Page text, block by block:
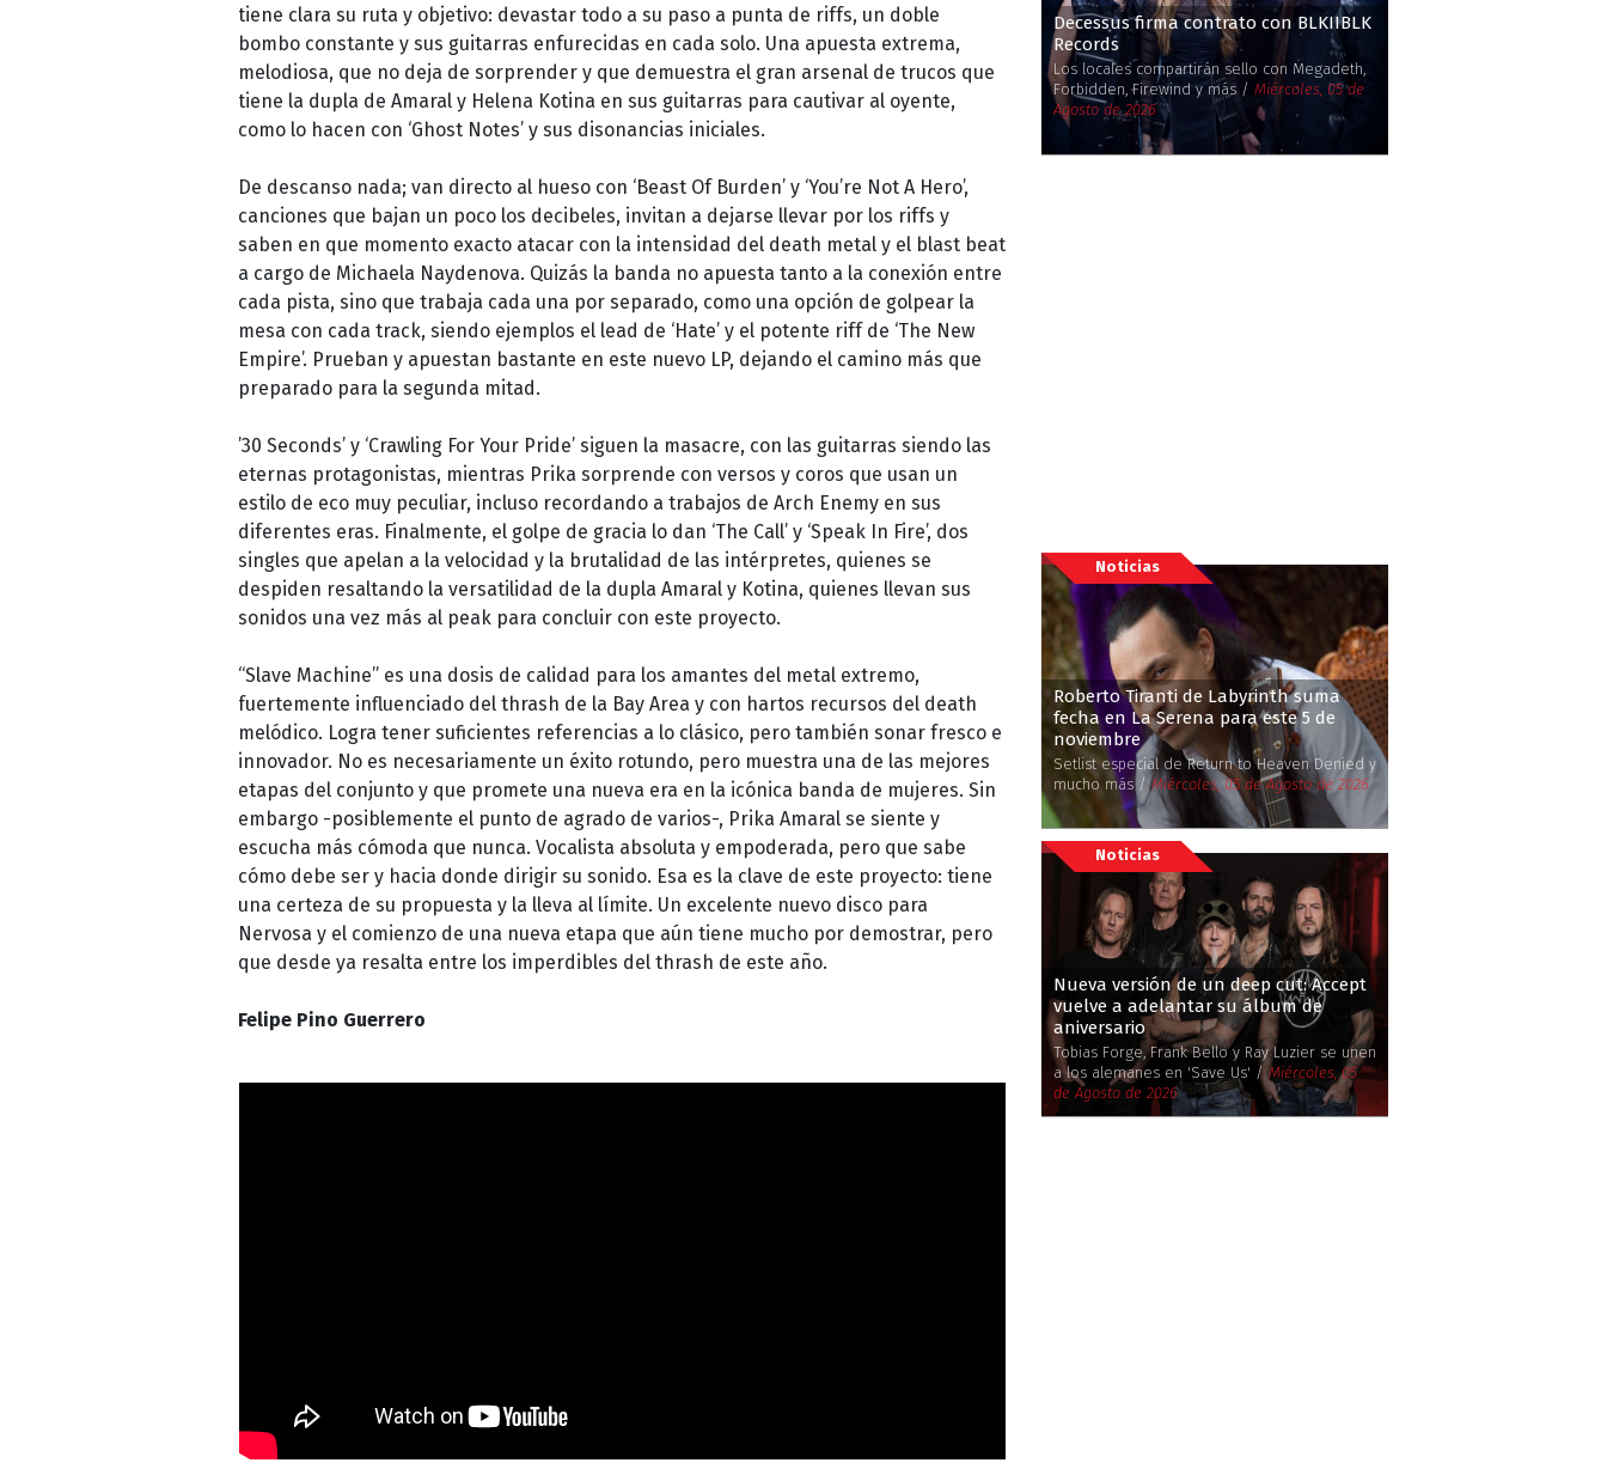
tiene clara su ruta y objetivo: devastar todo a su paso a punta de riffs, un doble
bombo constante y sus guitarras enfurecidas en cada solo. Una apuesta extrema,
melodiosa, que no deja de sorprender y que demuestra el gran arsenal de trucos que
tiene la dupla de Amaral y Helena Kotina en sus guitarras para cautivar al oyente,
como lo hacen con ‘Ghost Notes’ y sus disonancias iniciales.
De descanso nada; van directo al hueso con ‘Beast Of Burden’ y ‘You’re Not A Hero’,
canciones que bajan un poco los decibeles, invitan a dejarse llevar por los riffs y
saben en que momento exacto atacar con la intensidad del death metal y el blast beat
a cargo de Michaela Naydenova. Quizás la banda no apuesta tanto a la conexión entre
cada pista, sino que trabaja cada una por separado, como una opción de golpear la
mesa con cada track, siendo ejemplos el lead de ‘Hate’ y el potente riff de ‘The New
Empire’. Prueban y apuestan bastante en este nuevo LP, dejando el camino más que
preparado para la segunda mitad.
’30 Seconds’ y ‘Crawling For Your Pride’ siguen la masacre, con las guitarras siendo las
eternas protagonistas, mientras Prika sorprende con versos y coros que usan un
estilo de eco muy peculiar, incluso recordando a trabajos de Arch Enemy en sus
diferentes eras. Finalmente, el golpe de gracia lo dan ‘The Call’ y ‘Speak In Fire’, dos
singles que apelan a la velocidad y la brutalidad de las intérpretes, quienes se
despiden resaltando la versatilidad de la dupla Amaral y Kotina, quienes llevan sus
sonidos una vez más al peak para concluir con este proyecto.
“Slave Machine” es una dosis de calidad para los amantes del metal extremo,
fuertemente influenciado del thrash de la Bay Area y con hartos recursos del death
melódico. Logra tener suficientes referencias a lo clásico, pero también sonar fresco e
innovador. No es necesariamente un éxito rotundo, pero muestra una de las mejores
etapas del conjunto y que promete una nueva era en la icónica banda de mujeres. Sin
embargo -posiblemente el punto de agrado de varios-, Prika Amaral se siente y
escucha más cómoda que nunca. Vocalista absoluta y empoderada, pero que sabe
cómo debe ser y hacia donde dirigir su sonido. Esa es la clave de este proyecto: tiene
una certeza de su propuesta y la lleva al límite. Un excelente nuevo disco para
Nervosa y el comienzo de una nueva etapa que aún tiene mucho por demostrar, pero
que desde ya resalta entre los imperdibles del thrash de este año.
Felipe Pino Guerrero
Decessus firma contrato con BLKIIBLK
Records
Los locales compartirán sello con Megadeth,
Forbidden, Firewind y más /Miércoles, 05 de
Agosto de 2026
Noticias
Roberto Tiranti de Labyrinth suma
fecha en La Serena para este 5 de
noviembre
Setlist especial de Return to Heaven Denied y
mucho más /Miércoles, 05 de Agosto de 2026
Noticias
Nueva versión de un deep cut: Accept
vuelve a adelantar su álbum de
aniversario
Tobias Forge, Frank Bello y Ray Luzier se unen
a los alemanes en 'Save Us' /Miércoles, 05
de Agosto de 2026